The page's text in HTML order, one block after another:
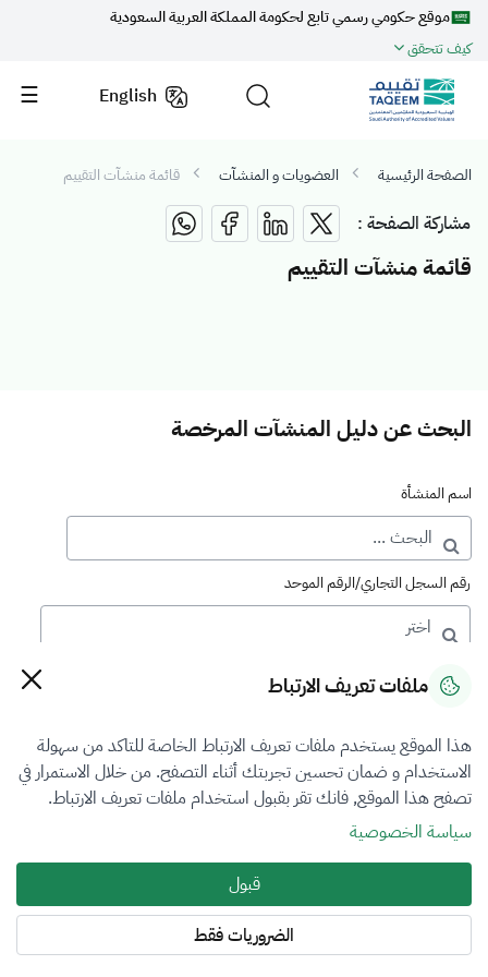
موقع حكومي رسمي تابع لحكومة المملكة العربية السعودية
كيف تتحقق
English
الصفحة الرئيسية العضويات و المنشآت قائمة منشآت التقييم
مشاركة الصفحة :
قائمة منشآت التقييم
البحث عن دليل المنشآت المرخصة
اسم المنشأة
رقم السجل التجاري/الرقم الموحد
رقم الترخيص
التصنيف
VFR2
فرع التقييم
ملفات تعريف الارتباط
هذا الموقع يستخدم ملفات تعريف الارتباط الخاصة للتاكد من سهولة
الاستخدام و ضمان تحسين تجربتك أثناء التصفح. من خلال الاستمرار في
تصفح هذا الموقع, فانك تقر بقبول استخدام ملفات تعريف الارتباط.
سياسة الخصوصية
قبول
الضروريات فقط